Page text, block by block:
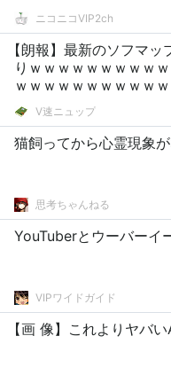
ニコニコVIP2ch
【朗報】最新のソフマ
りｗｗｗｗｗｗｗｗｗ
ｗｗｗｗｗｗｗｗｗｗｗ
V速ニュップ
猫飼ってから心霊現象
思考ちゃんねる
YouTuberとウーバーイ
VIPワイドガイド
【画 像】これよりヤバ